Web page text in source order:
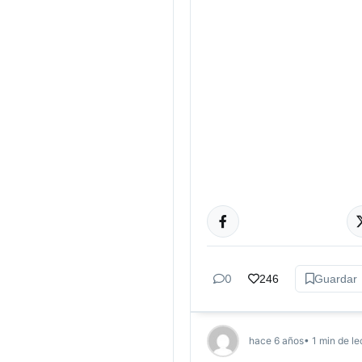
GÉNERO Y
DIVERSIDAD
0 246 Guardar
hace 6 años• 1 min de